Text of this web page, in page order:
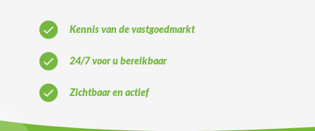
Kennis van de vastgoedmarkt
24/7 voor u bereikbaar
Zichtbaar en actief